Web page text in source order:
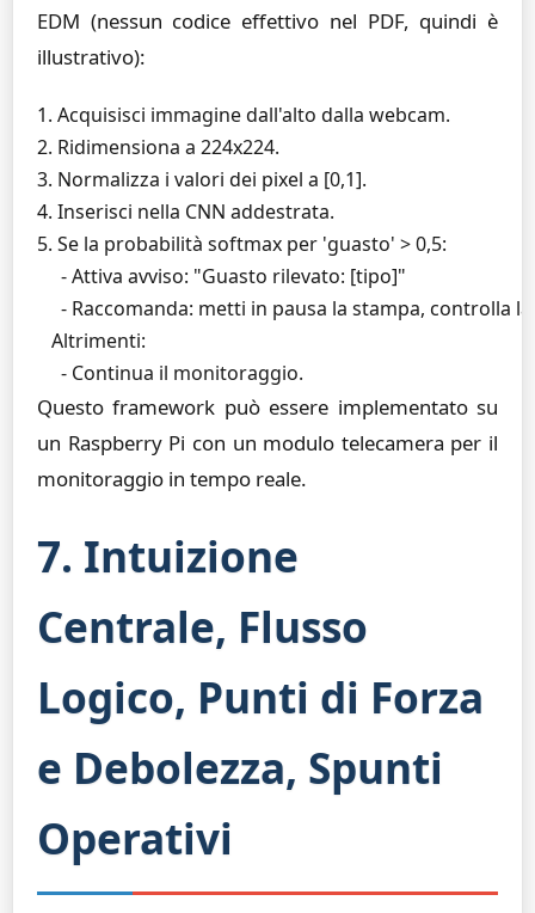
EDM (nessun codice effettivo nel PDF, quindi è
illustrativo):
1. Acquisisci immagine dall'alto dalla webcam.
2. Ridimensiona a 224x224.
3. Normalizza i valori dei pixel a [0,1].
4. Inserisci nella CNN addestrata.
5. Se la probabilità softmax per 'guasto' > 0,5:
     - Attiva avviso: "Guasto rilevato: [tipo]"
- Raccomanda: metti in pausa la stampa, controlla
   Altrimenti:
Questo framework può essere implementato su
un Raspberry Pi con un modulo telecamera per il
monitoraggio in tempo reale.
7. Intuizione
Centrale, Flusso
Logico, Punti di Forza
e Debolezza, Spunti
Operativi